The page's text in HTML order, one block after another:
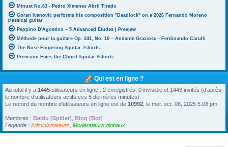
Minuet No.63 - Pedro Ximenes Abril Tirado
Goran Ivanovic performs his composition "Deadlock" on a 2026 Fernando Moreno
classical guitar
Peppino D'Agostino – 5 Advanced Etudes | Preview
Méthode pour la guitare Op. 241, No. 10 – Andante Grazioso - Ferdinando Carulli
The Nose Fingering #guitar #shorts
Precision Fixes the Chord #guitar #shorts
Qui est en ligne ?
Au total il y a 1445 utilisateurs en ligne : 2 enregistrés, 0 invisible et 1443 invités (d’après
le nombre d’utilisateurs actifs ces 5 dernières minutes)
Le record du nombre d’utilisateurs en ligne est de 10992 , le mer. oct. 08, 2025 5:08 pm
Membres : Baidu [Spider] Bing [Bot]
Légende : Administrateurs Modérateurs globaux